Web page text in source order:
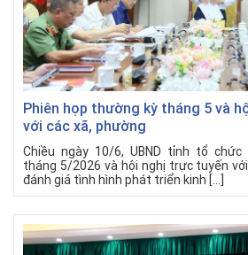
Phiên họp thường kỳ tháng 5 và
với các xã, phường
Chiều ngày 10/6, UBND tỉnh tổ
tháng 5/2026 và hội nghị trực tuyến
đánh giá tình hình phát triển kinh […]